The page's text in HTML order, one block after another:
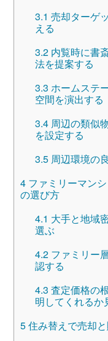
3.1 売却ターゲ
える
3.2内覧時に書
法を提案する
3.3 ホームステ
空間を演出する
3.4周辺の類似
を設定する
3.5周辺環境の
4ファミリーマン
の選び方
4.1 大手と地域
選ぶ
4.2ファミリー
認する
4.3 査定価格の
明してくれるか
5住み替えで売却